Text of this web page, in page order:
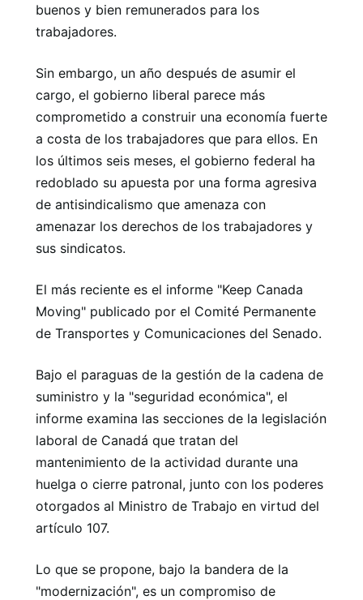
buenos y bien remunerados para los
trabajadores.
Sin embargo, un año después de asumir el
cargo, el gobierno liberal parece más
comprometido a construir una economía fuerte
a costa de los trabajadores que para ellos. En
los últimos seis meses, el gobierno federal ha
redoblado su apuesta por una forma agresiva
de antisindicalismo que amenaza con
amenazar los derechos de los trabajadores y
sus sindicatos.
El más reciente es el informe "Keep Canada
Moving" publicado por el Comité Permanente
de Transportes y Comunicaciones del Senado.
Bajo el paraguas de la gestión de la cadena de
suministro y la "seguridad económica", el
informe examina las secciones de la legislación
laboral de Canadá que tratan del
mantenimiento de la actividad durante una
huelga o cierre patronal, junto con los poderes
otorgados al Ministro de Trabajo en virtud del
artículo 107.
Lo que se propone, bajo la bandera de la
"modernización", es un compromiso de